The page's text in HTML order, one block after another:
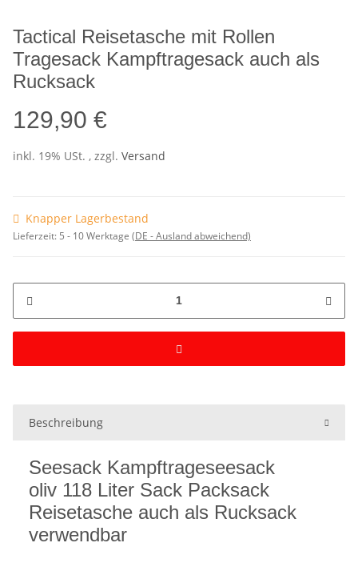
Tactical Reisetasche mit Rollen
Tragesack Kampftragesack auch als
Rucksack
129,90 €
inkl. 19% USt. , zzgl. Versand
Knapper Lagerbestand
Lieferzeit: 5 - 10 Werktage (DE - Ausland abweichend)
Beschreibung
Seesack Kampftrageseesack
oliv 118 Liter Sack Packsack
Reisetasche auch als Rucksack
verwendbar